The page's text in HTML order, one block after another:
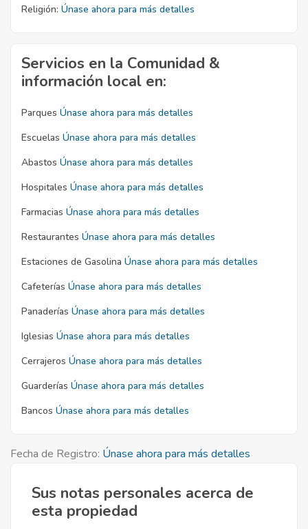
Religión: Únase ahora para más detalles
Servicios en la Comunidad &
información local en:
Parques Únase ahora para más detalles
Escuelas Únase ahora para más detalles
Abastos Únase ahora para más detalles
Hospitales Únase ahora para más detalles
Farmacias Únase ahora para más detalles
Restaurantes Únase ahora para más detalles
Estaciones de Gasolina Únase ahora para más detalles
Cafeterías Únase ahora para más detalles
Panaderías Únase ahora para más detalles
Iglesias Únase ahora para más detalles
Cerrajeros Únase ahora para más detalles
Guarderías Únase ahora para más detalles
Bancos Únase ahora para más detalles
Fecha de Registro: Únase ahora para más detalles
Sus notas personales acerca de
esta propiedad